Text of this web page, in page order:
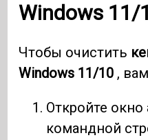
Windows 11/
Чтобы очистить
Windows 11/10 ,
Откройте
командной